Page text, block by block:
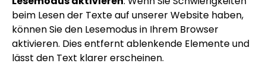
beim Lesen der Texte auf unserer Website haben,
können Sie den Lesemodus in Ihrem Browser
aktivieren. Dies entfernt ablenkende Elemente und
lässt den Text klarer erscheinen.